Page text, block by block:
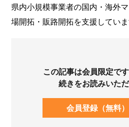
県内小規模事業者の国内・海外
場開拓・販路開拓を支援していま
この記事は会員限定で
続きをお読みいただ
会員登録（無料